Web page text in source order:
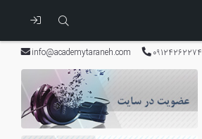
09124262274
info@academytaraneh.com